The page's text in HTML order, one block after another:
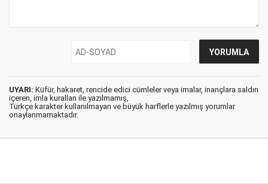
UYARI: Küfür, hakaret, rencide edici cümleler veya imalar, inançlara saldırı
içeren, imla kuralları ile yazılmamış,
Türkçe karakter kullanılmayan ve büyük harflerle yazılmış yorumlar
onaylanmamaktadır.